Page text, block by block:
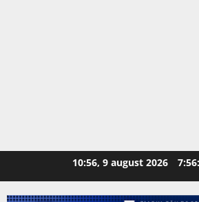
10:56, 9 august 2026